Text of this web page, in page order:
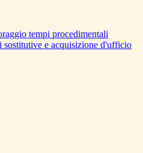
tempi procedimentali
sostitutive e acquisizione d'ufficio